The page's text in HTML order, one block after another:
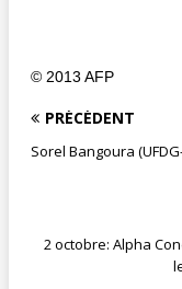
© 2013 AFP
PRÉCÉDENT
Sorel Bangoura
2 octobre: Alpha